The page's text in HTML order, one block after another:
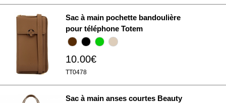
Sac à main pochette bandoulière
pour téléphone Totem
10.00€
TT0478
Sac à main anses courtes Beauty